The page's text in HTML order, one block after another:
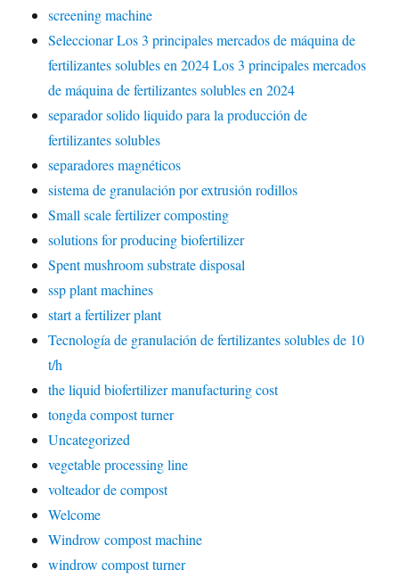
screening machine
Seleccionar Los 3 principales mercados de máquina de
fertilizantes solubles en 2024 Los 3 principales mercados
de máquina de fertilizantes solubles en 2024
separador solido liquido para la producción de
fertilizantes solubles
separadores magnéticos
sistema de granulación por extrusión rodillos
Small scale fertilizer composting
solutions for producing biofertilizer
Spent mushroom substrate disposal
ssp plant machines
start a fertilizer plant
Tecnología de granulación de fertilizantes solubles de 10
t/h
the liquid biofertilizer manufacturing cost
tongda compost turner
Uncategorized
vegetable processing line
volteador de compost
Welcome
Windrow compost machine
windrow compost turner